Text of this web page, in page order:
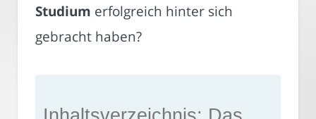
Studium erfolgreich hinter sich
gebracht haben?